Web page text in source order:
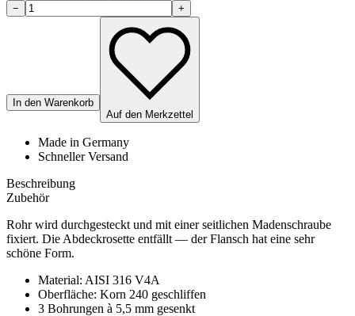
− +
In den Warenkorb
Auf den Merkzettel
Made in Germany
Schneller Versand
Beschreibung
Zubehör
Rohr wird durchgesteckt und mit einer seitlichen Madenschraube
fixiert. Die Abdeckrosette entfällt — der Flansch hat eine sehr
schöne Form.
Material: AISI 316 V4A
Oberfläche: Korn 240 geschliffen
3 Bohrungen à 5,5 mm gesenkt